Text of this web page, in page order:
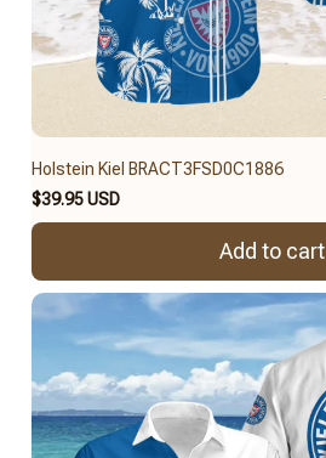
Holstein Kiel BRACT3FSD0C1886
$39.95 USD
Add to cart